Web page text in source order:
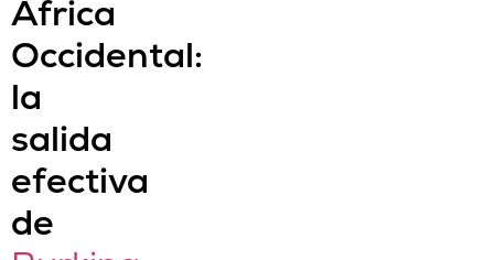
África
Occidental:
la
salida
efectiva
de